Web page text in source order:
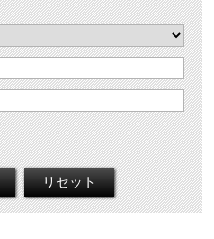
リセット